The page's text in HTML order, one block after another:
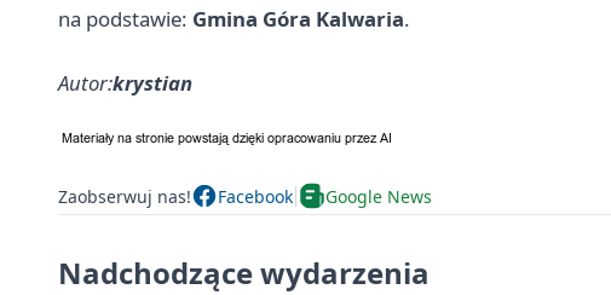
na podstawie: Gmina Góra Kalwaria.
Autor:krystian
Zaobserwuj nas! Facebook Google News
Nadchodzące wydarzenia